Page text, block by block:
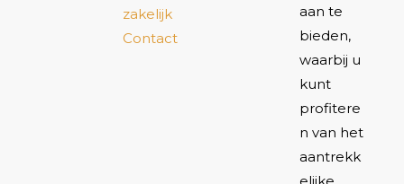
zakelijk
Contact
aan te
bieden,
waarbij u
kunt
profitere
n van het
aantrekk